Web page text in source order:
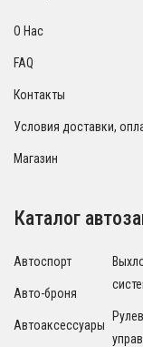
О Нас
FAQ
Контакты
Условия доставки,
Магазин
Каталог
Автоспорт
Авто-броня
Автоаксессуары